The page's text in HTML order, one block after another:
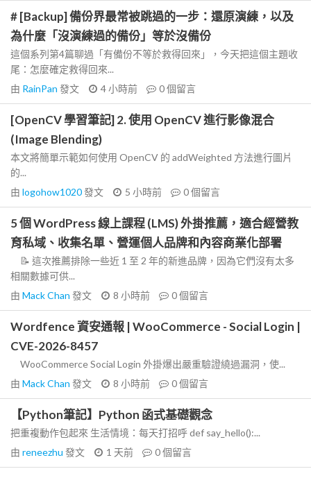
# [Backup] 備份界最常被跳過的一步：還原演練，以及
為什麼「沒演練過的備份」等於沒備份
這個系列第4篇聊過「有備份不等於救得回來」，今天把這個主題收
尾：怎麼確定救得回來...
由 RainPan 發文 4 小時前 0個留言
[OpenCV 學習筆記] 2. 使用 OpenCV 進行影像混合
(Image Blending)
本文將簡單示範如何使用 OpenCV 的 addWeighted 方法進行圖片
的...
由 logohow1020發文 5 小時前 0個留言
5 個 WordPress 線上課程 (LMS) 外掛推薦，適合經營教
育私域、收集名單、營運個人品牌和內容商業化部署
📝 這次推薦排除一些近 1 至 2 年的新進品牌，因為它們沒有太多
相關數據可供...
由 Mack Chan 發文 8 小時前 0個留言
Wordfence 資安通報 | WooCommerce - Social Login |
CVE-2026-8457
WooCommerce Social Login 外掛爆出嚴重驗證繞過漏洞，使...
由 Mack Chan 發文 8 小時前 0個留言
【Python筆記】Python 函式基礎觀念
把重複動作包起來 生活情境：每天打招呼 def say_hello():...
由 reneezhu 發文 1 天前 0個留言